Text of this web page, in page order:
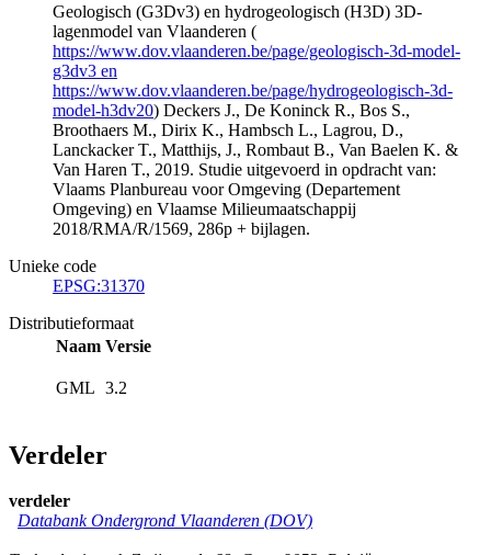
Geologisch (G3Dv3) en hydrogeologisch (H3D) 3D-
lagenmodel van Vlaanderen (
https://www.dov.vlaanderen.be/page/geologisch-3d-model-
g3dv3 en
https://www.dov.vlaanderen.be/page/hydrogeologisch-3d-
model-h3dv20) Deckers J., De Koninck R., Bos S.,
Broothaers M., Dirix K., Hambsch L., Lagrou, D.,
Lanckacker T., Matthijs, J., Rombaut B., Van Baelen K. &
Van Haren T., 2019. Studie uitgevoerd in opdracht van:
Vlaams Planbureau voor Omgeving (Departement
Omgeving) en Vlaamse Milieumaatschappij
2018/RMA/R/1569, 286p + bijlagen.
Unieke code
EPSG:31370
Distributieformaat
Naam Versie
GML 3.2
Verdeler
verdeler
Databank Ondergrond Vlaanderen (DOV)